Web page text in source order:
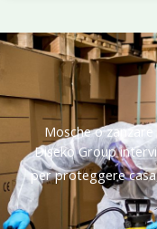
Mosche o
Diseko Group
per proteggere